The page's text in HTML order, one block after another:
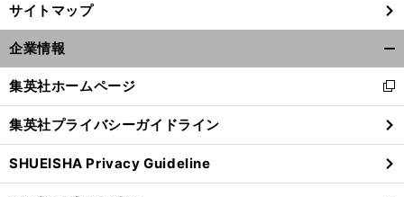
サイトマップ
企業情報
閉
る
集英社ホームページ
新
し
い
ウ
ィ
ン
集英社プライバシーガイドライン
SHUEISHA Privacy Guideline